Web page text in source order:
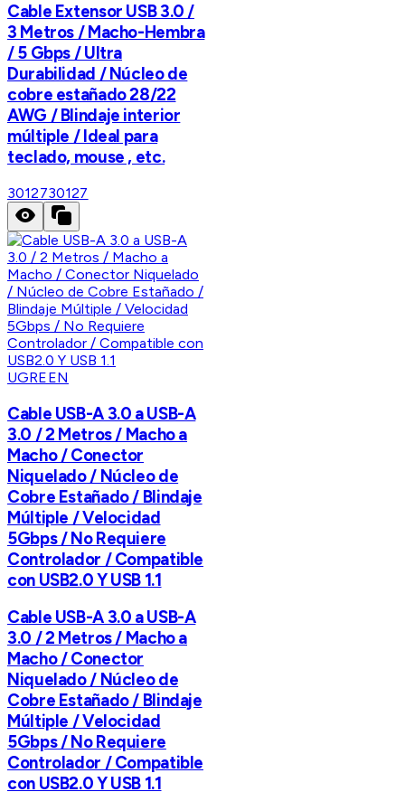
Cable Extensor USB 3.0 /
3 Metros / Macho-Hembra
/ 5 Gbps / Ultra
Durabilidad / Núcleo de
cobre estañado 28/22
AWG / Blindaje interior
múltiple / Ideal para
teclado, mouse , etc.
3012730127
UGREEN
Cable USB-A 3.0 a USB-A
3.0 / 2 Metros / Macho a
Macho / Conector
Niquelado / Núcleo de
Cobre Estañado / Blindaje
Múltiple / Velocidad
5Gbps / No Requiere
Controlador / Compatible
con USB2.0 Y USB 1.1
Cable USB-A 3.0 a USB-A
3.0 / 2 Metros / Macho a
Macho / Conector
Niquelado / Núcleo de
Cobre Estañado / Blindaje
Múltiple / Velocidad
5Gbps / No Requiere
Controlador / Compatible
con USB2.0 Y USB 1.1